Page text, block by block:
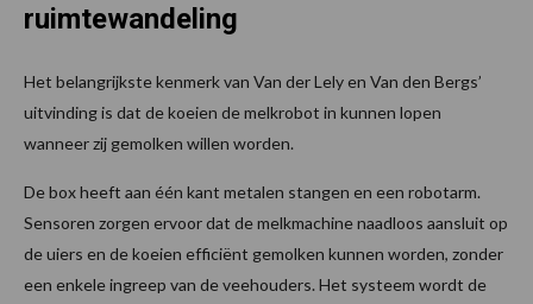
ruimtewandeling
Het belangrijkste kenmerk van Van der Lely en Van den Bergs’
uitvinding is dat de koeien de melkrobot in kunnen lopen
wanneer zij gemolken willen worden.
De box heeft aan één kant metalen stangen en een robotarm.
Sensoren zorgen ervoor dat de melkmachine naadloos aansluit op
de uiers en de koeien efficiënt gemolken kunnen worden, zonder
een enkele ingreep van de veehouders. Het systeem wordt de